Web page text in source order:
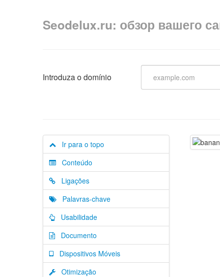
Seodelux.ru: обзор вашего
Introduza o domínio
Ir para o topo
Conteúdo
Ligações
Palavras-chave
Usabilidade
Documento
Dispositivos Móveis
Otimização